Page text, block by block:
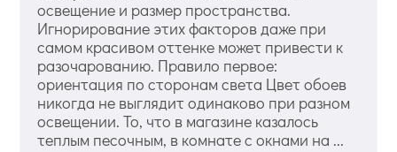
освещение и размер пространства.
Игнорирование этих факторов даже при
самом красивом оттенке может привести к
разочарованию. Правило первое:
ориентация по сторонам света Цвет обоев
никогда не выглядит одинаково при разном
освещении. То, что в магазине казалось
теплым песочным, в комнате с окнами на ...